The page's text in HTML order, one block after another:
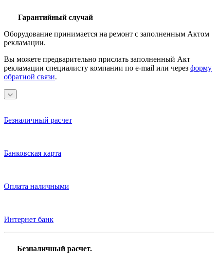
Гарантийный случай
Оборудование принимается на ремонт с заполненным Актом
рекламации.
Вы можете предварительно прислать заполненный Акт
рекламации специалисту компании по e-mail или через форму
обратной связи.
Безналичный расчет
Банковская карта
Оплата наличными
Интернет банк
Безналичный расчет.